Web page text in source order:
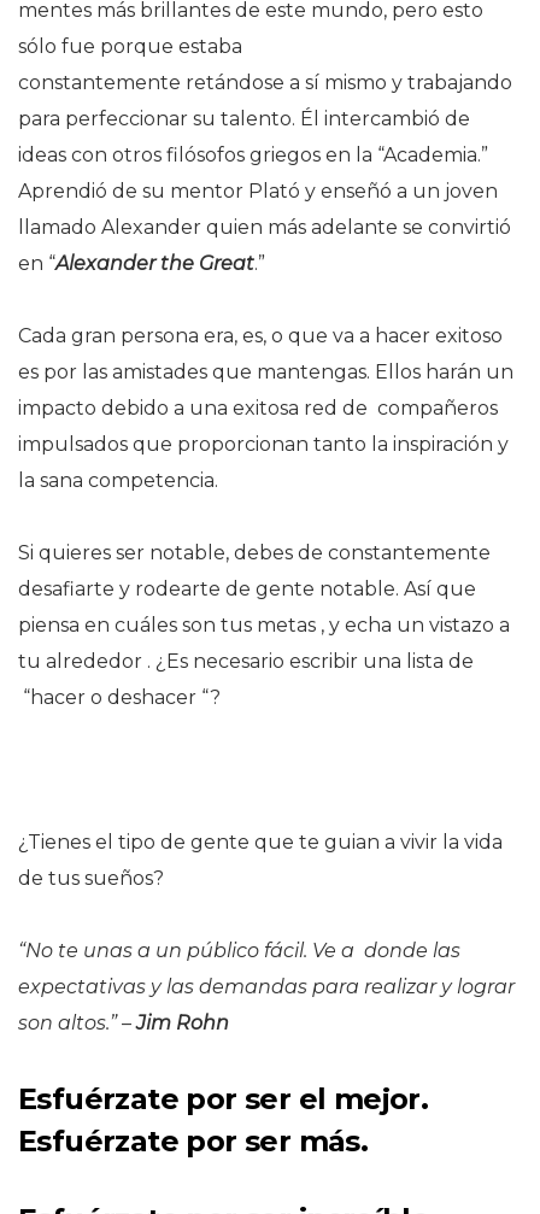
mentes más brillantes de este mundo, pero esto
sólo fue porque estaba
constantemente retándose a sí mismo y trabajando
para perfeccionar su talento. Él intercambió de
ideas con otros filósofos griegos en la “Academia.”
Aprendió de su mentor Plató y enseñó a un joven
llamado Alexander quien más adelante se convirtió
en “Alexander the Great.”
Cada gran persona era, es, o que va a hacer exitoso
es por las amistades que mantengas. Ellos harán un
impacto debido a una exitosa red de compañeros
impulsados que proporcionan tanto la inspiración y
la sana competencia.
Si quieres ser notable, debes de constantemente
desafiarte y rodearte de gente notable. Así que
piensa en cuáles son tus metas , y echa un vistazo a
tu alrededor . ¿Es necesario escribir una lista de
“hacer o deshacer “?
¿Tienes el tipo de gente que te guian a vivir la vida
de tus sueños?
“No te unas a un público fácil. Ve a donde las
expectativas y las demandas para realizar y lograr
son altos.”–Jim Rohn
Esfuérzate por ser el mejor.
Esfuérzate por ser más.